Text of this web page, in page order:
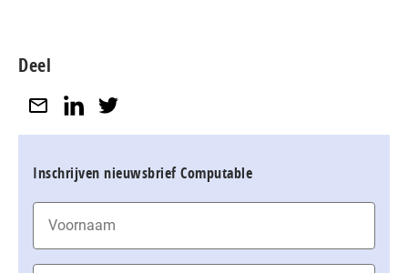
Deel
Inschrijven nieuwsbrief Computable